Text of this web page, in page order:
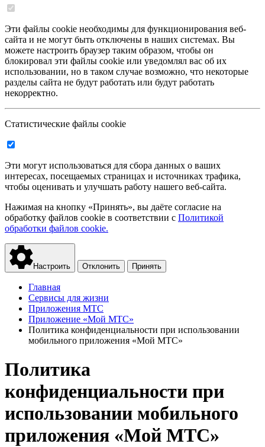
Эти файлы cookie необходимы для функционирования веб-
сайта и не могут быть отключены в наших системах. Вы
можете настроить браузер таким образом, чтобы он
блокировал эти файлы cookie или уведомлял вас об их
использовании, но в таком случае возможно, что некоторые
разделы сайта не будут работать или будут работать
некорректно.
Статистические файлы cookie
Эти могут использоваться для сбора данных о ваших
интересах, посещаемых страницах и источниках трафика,
чтобы оценивать и улучшать работу нашего веб-сайта.
Нажимая на кнопку «Принять», вы даёте согласие на
обработку файлов cookie в соответствии с Политикой
обработки файлов cookie.
Настроить Отклонить Принять
Главная
Сервисы для жизни
Приложения МТС
Приложение «Мой МТС»
Политика конфиденциальности при использовании
мобильного приложения «Мой МТС»
Политика
конфиденциальности при
использовании мобильного
приложения «Мой МТС»